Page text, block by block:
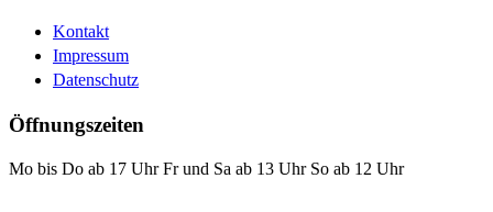
Kontakt
Impressum
Datenschutz
Öffnungszeiten
Mo bis Do ab 17 Uhr Fr und Sa ab 13 Uhr So ab 12 Uhr